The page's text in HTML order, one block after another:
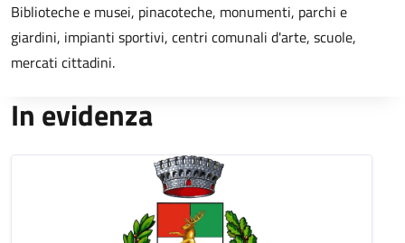
Biblioteche e musei, pinacoteche, monumenti, parchi e
giardini, impianti sportivi, centri comunali d'arte, scuole,
mercati cittadini.
In evidenza